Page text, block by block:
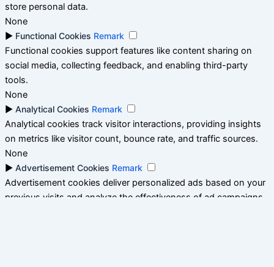
store personal data.
None
► Functional Cookies Remark
Functional cookies support features like content sharing on
social media, collecting feedback, and enabling third-party
tools.
None
► Analytical Cookies Remark
Analytical cookies track visitor interactions, providing insights
on metrics like visitor count, bounce rate, and traffic sources.
None
► Advertisement Cookies Remark
Advertisement cookies deliver personalized ads based on your
previous visits and analyze the effectiveness of ad campaigns.